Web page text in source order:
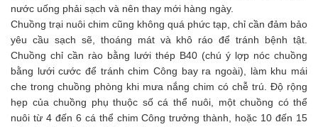
nước uống phải sạch và nên thay mới hàng ngày.
Chuồng trại nuôi chim cũng không quá phức tạp, chỉ cần đảm bảo
yêu cầu sạch sẽ, thoáng mát và khô ráo để tránh bệnh tật.
Chuồng chỉ cần rào bằng lưới thép B40 (chú ý lợp nóc chuồng
bằng lưới cước để tránh chim Công bay ra ngoài), làm khu mái
che trong chuồng phòng khi mưa nắng chim có chễ trú. Độ rộng
hẹp của chuồng phụ thuộc số cá thể nuôi, một chuồng có thể
nuôi từ 4 đến 6 cá thể chim Công trưởng thành, hoặc 10 đến 15